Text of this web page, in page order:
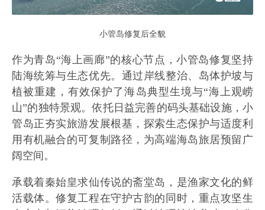
小管岛修复后全貌
作为青岛“海上画廊”的核心节点，小管岛修复坚持
陆海统筹与生态优先。通过岸线整治、岛体护坡与
植被重建，有效保护了海岛典型生境与“海上观崂
山”的独特景观。依托日益完善的码头基础设施，小
管岛正夯实旅游发展根基，探索生态保护与适度利
用有机融合的可复制路径，为高端海岛旅居预留广
阔空间。
承载着秦始皇求仙传说的斋堂岛，是渔家文化的鲜
活载体。修复工程在守护古韵的同时，重点攻坚生